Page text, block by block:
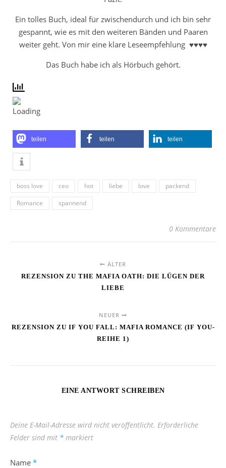
Ein tolles Buch, ideal für zwischendurch und ich bin sehr
gespannt, wie es mit den weiteren Bänden und Paaren
weiter geht. Von mir eine klare Leseempfehlung ♥♥♥♥
Das Buch habe ich als Hörbuch gehört.
teilen teilen teilen
boss love ceo hot liebe love
packend
Romance
spannend
0 Kommentare
ÄLTER
REZENSION ZU THE MAFIA OATH: DIE LÜGEN DER
LIEBE
NEUER
REZENSION ZU IF YOU FALL: MAFIA ROMANCE (IF YOU-
REIHE 1)
EINE ANTWORT SCHREIBEN
Deine E-Mail-Adresse wird nicht veröffentlicht. Erforderliche
Felder sind mit * markiert
Name *